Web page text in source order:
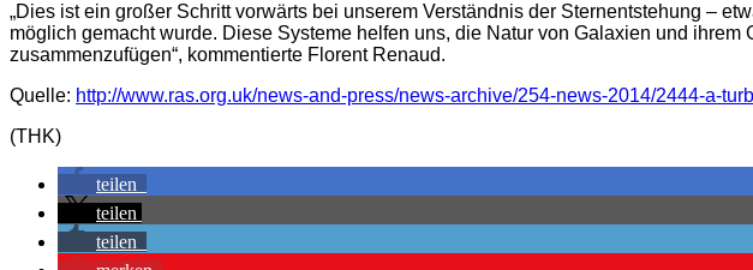
„Dies ist ein großer Schritt vorwärts bei unserem Verständnis der Sternentstehung –
möglich gemacht wurde. Diese Systeme helfen uns, die Natur von Galaxien und
zusammenzufügen“, kommentierte Florent Renaud.
Quelle: http://www.ras.org.uk/news-and-press/news-archive/254-news-2014/2444-a-
(THK)
teilen
teilen
teilen